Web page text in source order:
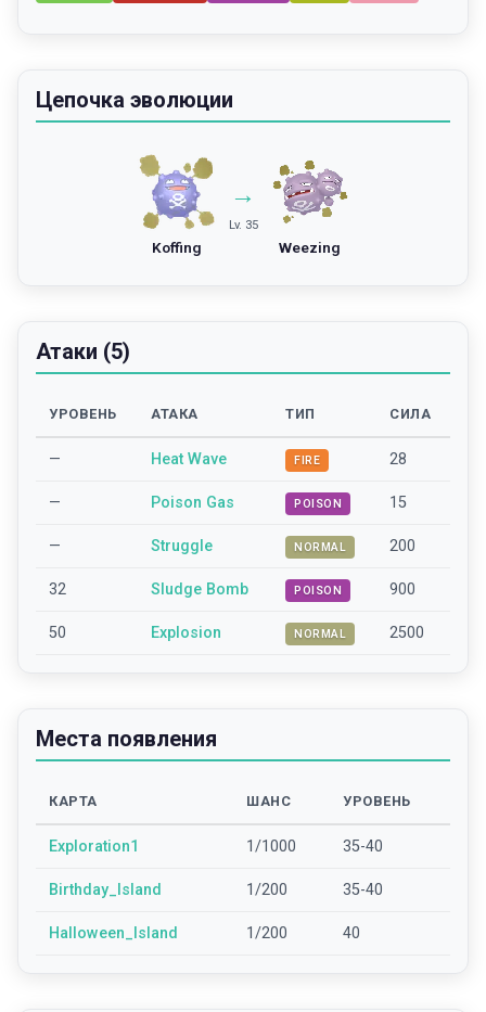
Цепочка эволюции
Koffing
→
Lv. 35
Weezing
Атаки (5)
УРОВЕНЬ АТАКА ТИП СИЛА
— Heat Wave FIRE 28
— Poison Gas POISON 15
— Struggle NORMAL 200
32 Sludge Bomb POISON 900
50 Explosion NORMAL 2500
Места появления
КАРТА ШАНС УРОВЕНЬ
Exploration1 1/1000 35-40
Birthday_Island 1/200 35-40
Halloween_Island 1/200 40